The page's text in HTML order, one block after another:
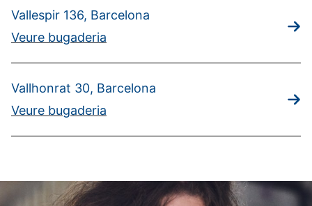
Vallespir 136, Barcelona
Veure bugaderia
Vallhonrat 30, Barcelona
Veure bugaderia